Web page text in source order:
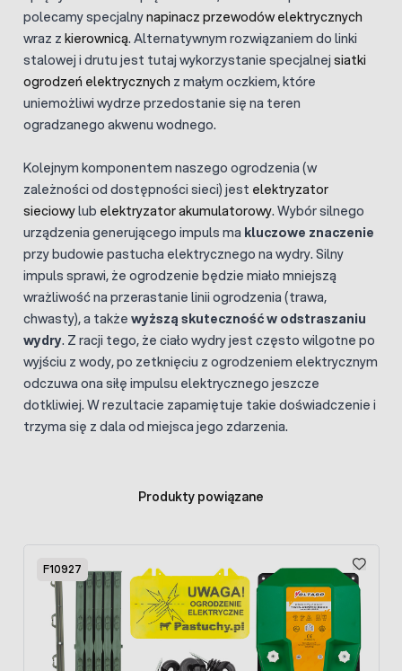
polecamy specjalnynapinacz przewodów elektrycznych
wraz z kierownicą. Alternatywnym rozwiązaniem do linki
stalowej i drutu jest tutaj wykorzystanie specjalnej siatki
ogrodzeń elektrycznych z małym oczkiem, które
uniemożliwi wydrze przedostanie się na teren
ogradzanego akwenu wodnego.
Kolejnym komponentem naszego ogrodzenia (w
zależności od dostępności sieci) jest elektryzator
sieciowylub elektryzator akumulatorowy. Wybór silnego
urządzenia generującego impuls ma kluczowe znaczenie
przy budowie pastucha elektrycznego na wydry. Silny
impuls sprawi, że ogrodzenie będzie miało mniejszą
wrażliwość na przerastanie linii ogrodzenia (trawa,
chwasty), a także wyższą skuteczność w odstraszaniu
wydry. Z racji tego, że ciało wydry jest często wilgotne po
wyjściu z wody, po zetknięciu z ogrodzeniem elektrycznym
odczuwa ona siłę impulsu elektrycznego jeszcze
dotkliwiej. W rezultacie zapamiętuje takie doświadczenie i
trzyma się z dala od miejsca jego zdarzenia.
Produkty powiązane
F10927